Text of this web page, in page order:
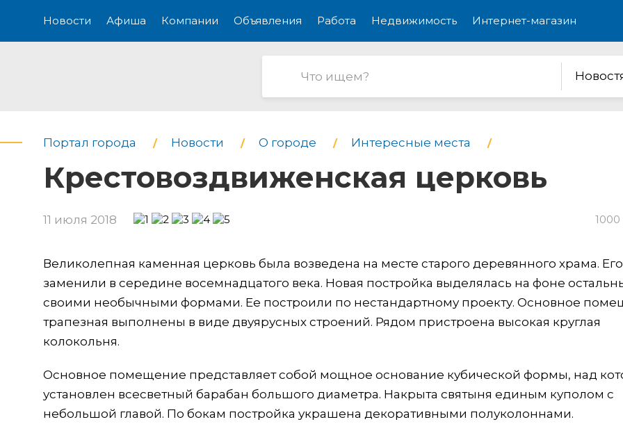
Новости Афиша Компании Объявления Работа Недвижимость Интернет-магазин
Портал города Новости О городе Интересные места
Крестовоздвиженская церковь
11 июля 2018 1000
Великолепная каменная церковь была возведена на месте старого деревянного храма. Его
заменили в середине восемнадцатого века. Новая постройка выделялась на фоне
своими необычными формами. Ее построили по нестандартному проекту. Основное
трапезная выполнены в виде двуярусных строений. Рядом пристроена высокая круглая
колокольня.
Основное помещение представляет собой мощное основание кубической формы, над
установлен всесветный барабан большого диаметра. Накрыта святыня единым куполом с
небольшой главой. По бокам постройка украшена декоративными полуколоннами.